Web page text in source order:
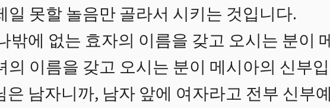
일 못할 놀음만 골라서 시키는 것입니다.
밖에 없는 효자의 이름을 갖고 오시는 분이
의 이름을 갖고 오시는 분이 메시아의 신부
은 남자니까, 남자 앞에 여자라고 전부 신부